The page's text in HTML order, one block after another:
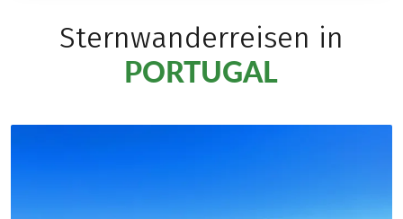
Sternwanderreisen in
PORTUGAL